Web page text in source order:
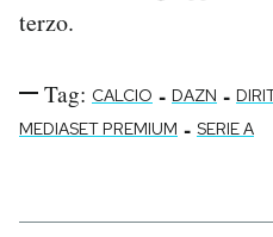
terzo.
Tag: CALCIO - DAZN -
MEDIASET PREMIUM - SERIE A